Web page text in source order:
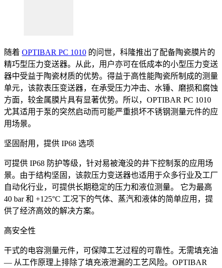
随着 OPTIBAR PC 1010 的问世，科隆推出了配备陶瓷膜片的
精巧型压力变送器。从此，用户亦可在低成本的小型压力变送
器中受益于陶瓷材质的优势。得益于高性能陶瓷所制成的测量
单元，该款表压变送器，在承受压力冲击、水锤、磨损和腐蚀
方面，较金属膜片具有显著优势。所以，OPTIBAR PC 1010
尤其适用于泵的突然启动而可能严重损坏不锈钢测量元件的应
用场景。
坚固耐用，提供 IP68 选项
可提供 IP68 防护等级，针对易被淹没的井下控制泵的应用场
景。由于结构坚固，该款压力变送器也适用于众多行业及工厂
自动化行业，可提供长期稳定的压力和液位测量。 它为最高
40 bar 和 +125°C 工况下的气体、蒸汽和液体的简单应用，提
供了经济高效的解决方案。
高安全性
干式的电容测量元件，可保障工艺过程的可靠性。无需填充油
— 从工作原理上排除了填充液泄漏的工艺风险。OPTIBAR